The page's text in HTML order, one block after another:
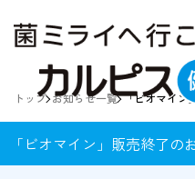
トップ お知らせ一覧 「ビオマイン
「ビオマイン」販売終了の